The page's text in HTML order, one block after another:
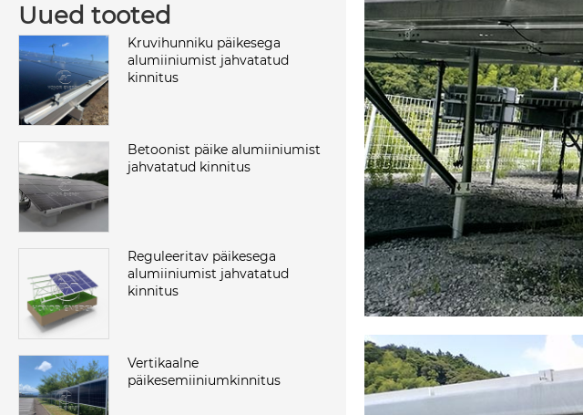
Uued tooted
Kruvihunniku päikesega
alumiiniumist jahvatatud
kinnitus
Betoonist päike alumiiniumist
jahvatatud kinnitus
Reguleeritav päikesega
alumiiniumist jahvatatud
kinnitus
Vertikaalne
päikesemiiniumkinnitus